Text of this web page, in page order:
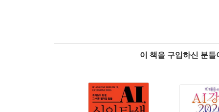
이 책을 구입하신 분